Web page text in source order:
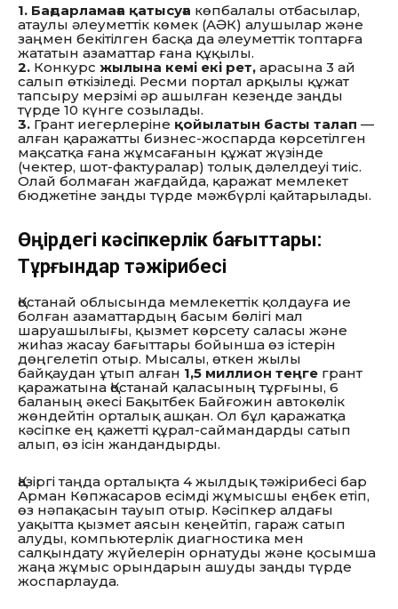
1. Бағдарламаға қатысуға көпбалалы отбасылар,
атаулы әлеуметтік көмек (АӘК) алушылар және
заңмен бекітілген басқа да әлеуметтік топтарға
жататын азаматтар ғана құқылы.
2. Конкурс жылына кемі екі рет, арасына 3 ай
салып өткізіледі. Ресми портал арқылы құжат
тапсыру мерзімі әр ашылған кезеңде заңды
түрде 10 күнге созылады.
3. Грант иегерлеріне қойылатын басты талап —
алған қаражатты бизнес-жоспарда көрсетілген
мақсатқа ғана жұмсағанын құжат жүзінде
(чектер, шот-фактуралар) толық дәлелдеуі тиіс.
Олай болмаған жағдайда, қаражат мемлекет
бюджетіне заңды түрде мәжбүрлі қайтарылады.
Өңірдегі кәсіпкерлік бағыттары:
Тұрғындар тәжірибесі
Қостанай облысында мемлекеттік қолдауға ие
болған азаматтардың басым бөлігі мал
шаруашылығы, қызмет көрсету саласы және
жиһаз жасау бағыттары бойынша өз істерін
дөңгелетіп отыр. Мысалы, өткен жылы
байқаудан ұтып алған 1,5 миллион теңге грант
қаражатына Қостанай қаласының тұрғыны, 6
баланың әкесі Бақытбек Байғожин автокөлік
жөндейтін орталық ашқан. Ол бұл қаражатқа
кәсіпке ең қажетті құрал-саймандарды сатып
алып, өз ісін жандандырды.
Қазіргі таңда орталықта 4 жылдық тәжірибесі бар
Арман Көпжасаров есімді жұмысшы еңбек етіп,
өз нәпақасын тауып отыр. Кәсіпкер алдағы
уақытта қызмет аясын кеңейтіп, гараж сатып
алуды, компьютерлік диагностика мен
салқындату жүйелерін орнатуды және қосымша
жаңа жұмыс орындарын ашуды заңды түрде
жоспарлауда.